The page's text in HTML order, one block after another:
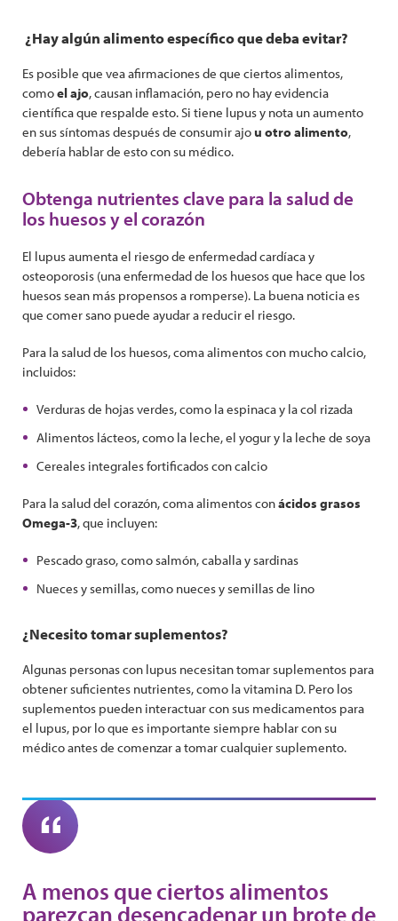
¿Hay algún alimento específico que deba evitar?
Es posible que vea afirmaciones de que ciertos alimentos,
comoel ajo, causan inflamación, pero no hay evidencia
científica que respalde esto. Si tiene lupus y nota un aumento
en sus síntomas después de consumir ajo u otro alimento,
debería hablar de esto con su médico.
Obtenga nutrientes clave para la salud de
los huesos y el corazón
El lupus aumenta el riesgo de enfermedad cardíaca y
osteoporosis (una enfermedad de los huesos que hace que los
huesos sean más propensos a romperse). La buena noticia es
que comer sano puede ayudar a reducir el riesgo.
Para la salud de los huesos, coma alimentos con mucho calcio,
incluidos:
Verduras de hojas verdes, como la espinaca y la col rizada
Alimentos lácteos, como la leche, el yogur y la leche de soya
Cereales integrales fortificados con calcio
Para la salud del corazón, coma alimentos conácidos grasos
Omega-3, que incluyen:
Pescado graso, como salmón, caballa y sardinas
Nueces y semillas, como nueces y semillas de lino
¿Necesito tomar suplementos?
Algunas personas con lupus necesitan tomar suplementos para
obtener suficientes nutrientes, como la vitamina D. Pero los
suplementos pueden interactuar con sus medicamentos para
el lupus, por lo que es importante siempre hablar con su
médico antes de comenzar a tomar cualquier suplemento.
A menos que ciertos alimentos
parezcan desencadenar un brote de